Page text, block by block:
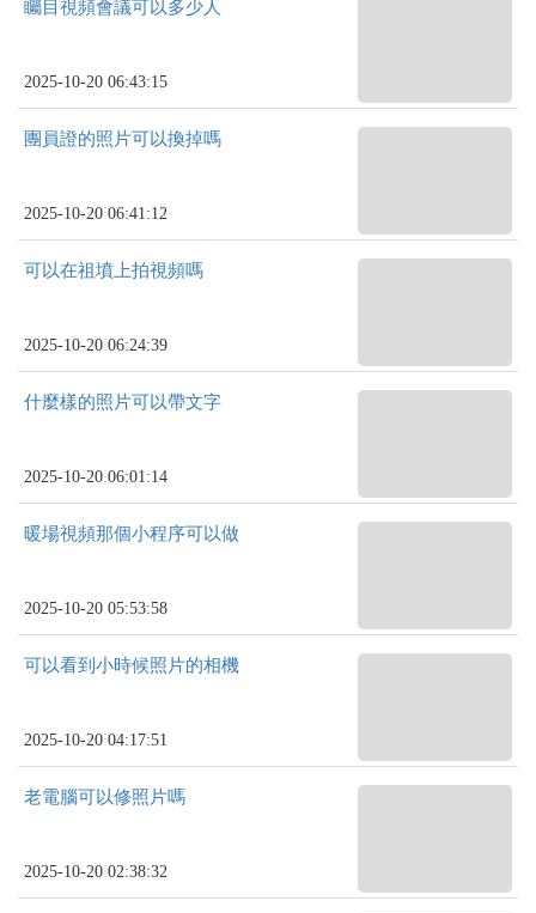
矚目視頻會議可以多少人
2025-10-20 06:43:15
團員證的照片可以換掉嗎
2025-10-20 06:41:12
可以在祖墳上拍視頻嗎
2025-10-20 06:24:39
什麼樣的照片可以帶文字
2025-10-20 06:01:14
暖場視頻那個小程序可以做
2025-10-20 05:53:58
可以看到小時候照片的相機
2025-10-20 04:17:51
老電腦可以修照片嗎
2025-10-20 02:38:32